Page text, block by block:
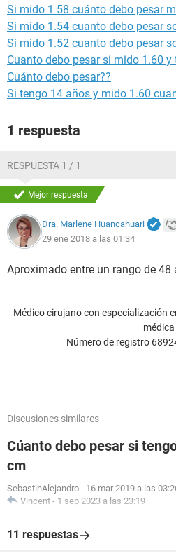
Si mido 1 58 cuánto debo pesar
Si mido 1.54 cuanto debo pesar
Si mido 1.52 cuanto debo pesar
Cuanto debo pesar si mido 1.60
Cuánto debo pesar??
Si tengo 14 años y mido 1.60
1 respuesta
RESPUESTA 1 / 1
Mejor respuesta
Dra. Marlene Huancahuari
29 ene 2018 a las 01:34
Aproximado entre un rango de 48
Médico cirujano con especialización
Número de registro
Discusiones similares
Cúanto debo pesar si
cm
SebastinAlejandro - 16 mar 2019 a las
Vincent - 1 sep 2023 a las 23:19
11 respuestas